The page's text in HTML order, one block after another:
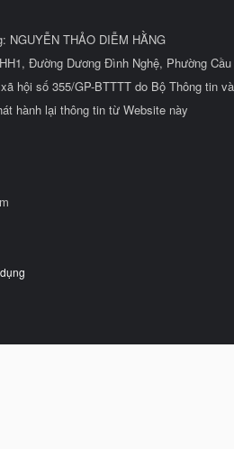
NGUYỄN THẢO DIỄM HẰNG
Đường Dương Đình Nghệ, Phường
hội số 355/GP-BTTTT do Bộ Thông tin
hành lại thông tin từ Website này